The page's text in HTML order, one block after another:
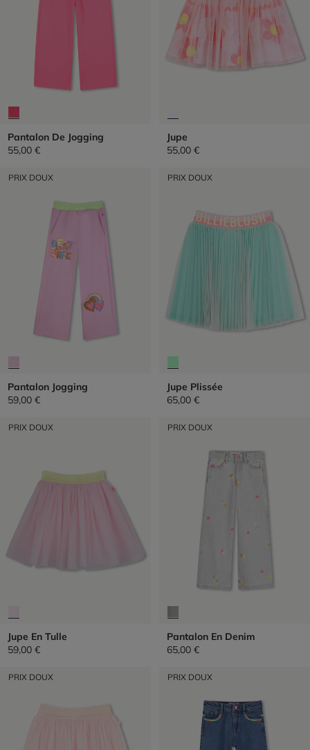
Pantalon De Jogging
55,00 €
Jupe
55,00 €
PRIX DOUX
Pantalon Jogging
59,00 €
PRIX DOUX
Jupe Plissée
65,00 €
PRIX DOUX
Jupe En Tulle
59,00 €
PRIX DOUX
Pantalon En Denim
65,00 €
PRIX DOUX PRIX DOUX